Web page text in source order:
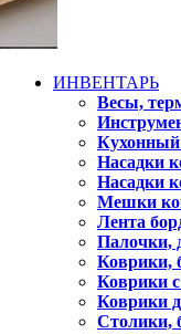
ИНВЕНТАРЬ
Весы,
Кухонный
Насадки
Насадки
Мешки
Лента
Палочки,
Коврики,
Коврики
Коврики
Столики,